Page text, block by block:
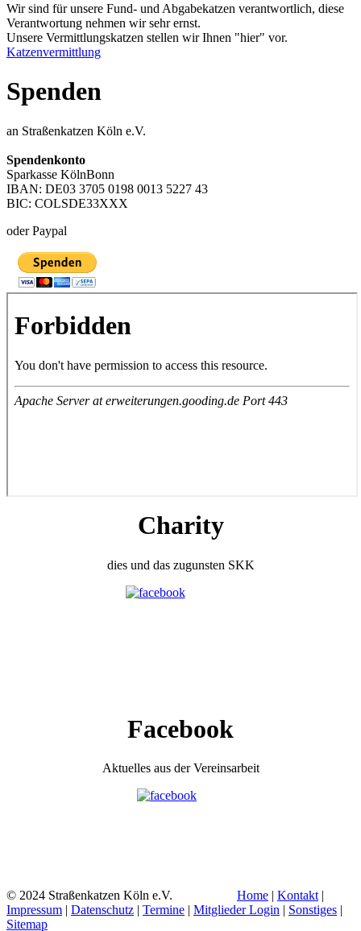
Wir sind für unsere Fund- und Abgabekatzen verantwortlich, diese
Verantwortung nehmen wir sehr ernst.
Unsere Vermittlungskatzen stellen wir Ihnen "hier" vor.
Katzenvermittlung
Spenden
an Straßenkatzen Köln e.V.
Spendenkonto
Sparkasse KölnBonn
IBAN: DE03 3705 0198 0013 5227 43
BIC: COLSDE33XXX
oder Paypal
Charity
dies und das zugunsten SKK
Facebook
Aktuelles aus der Vereinsarbeit
© 2024 Straßenkatzen Köln e.V. Home Kontakt|
Impressum
Datenschutz Termine Mitglieder Login Sonstiges
Sitemap